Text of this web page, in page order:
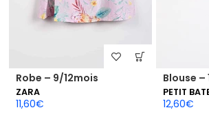
Robe – 9/12mois
ZARA
11,60€
Blouse –
PETIT
12,60€